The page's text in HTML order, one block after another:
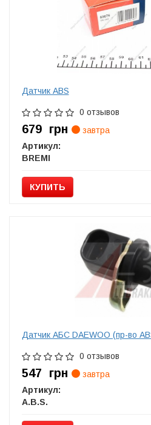
Датчик ABS
0 отзывов
679 грн
завтра
Артикул:
BREMI
КУПИТЬ
Датчик АБС DAEWOO (пр-во
0 отзывов
547 грн
завтра
Артикул:
A.B.S.